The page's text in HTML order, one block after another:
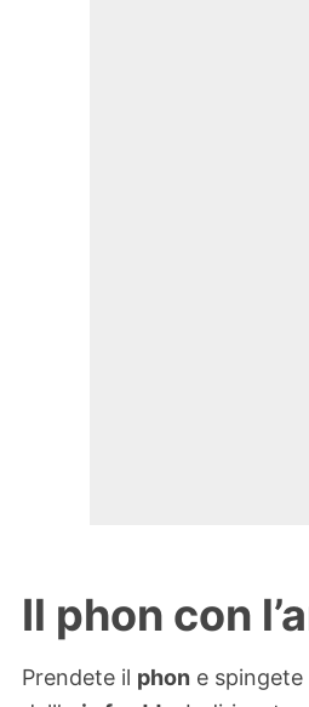
Il phon con
Prendete il phon e spingete